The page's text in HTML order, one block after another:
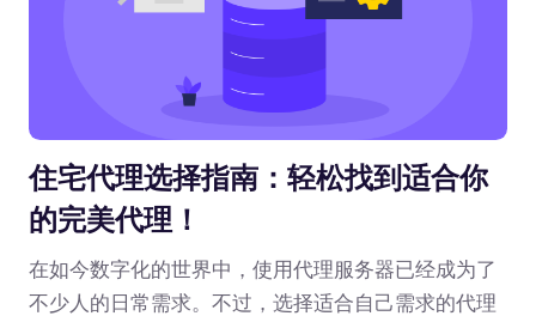
住宅代理选择指南：轻松找到适合你
的完美代理！
在如今数字化的世界中，使用代理服务器已经成为了
不少人的日常需求。不过，选择适合自己需求的代理